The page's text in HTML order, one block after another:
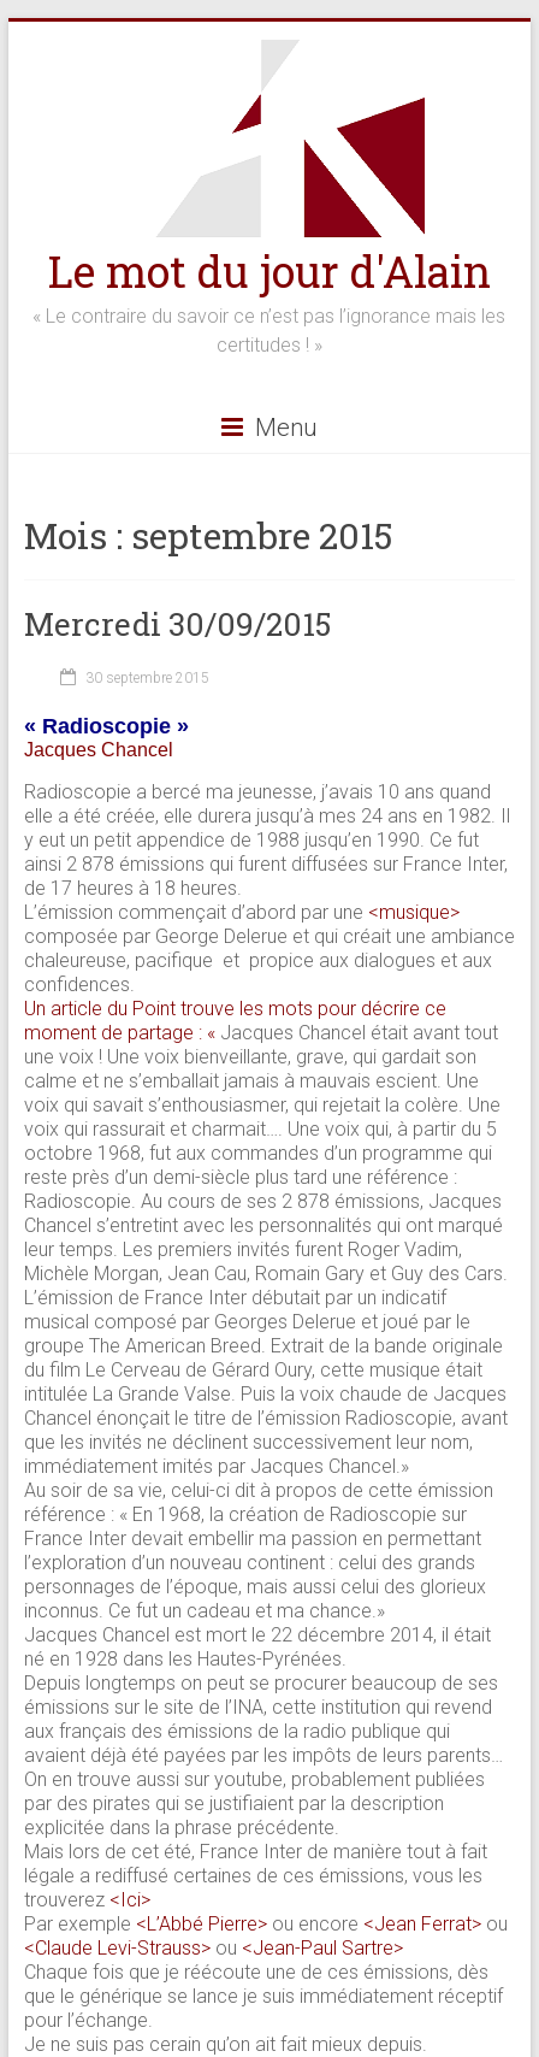
Le mot du jour d'Alain
« Le contraire du savoir ce n’est pas l’ignorance mais les
certitudes ! »
Menu
Mois : septembre 2015
Mercredi 30/09/2015
30 septembre 2015
« Radioscopie »
Jacques Chancel
Radioscopie a bercé ma jeunesse, j’avais 10 ans quand
elle a été créée, elle durera jusqu’à mes 24 ans en 1982. Il
y eut un petit appendice de 1988 jusqu’en 1990. Ce fut
ainsi 2 878 émissions qui furent diffusées sur France Inter,
de 17 heures à 18 heures.
L’émission commençait d’abord par une <musique>
composée par George Delerue et qui créait une ambiance
chaleureuse, pacifique et propice aux dialogues et aux
confidences.
Un article du Point trouve les mots pour décrire ce
moment de partage : « Jacques Chancel était avant tout
une voix ! Une voix bienveillante, grave, qui gardait son
calme et ne s’emballait jamais à mauvais escient. Une
voix qui savait s’enthousiasmer, qui rejetait la colère. Une
voix qui rassurait et charmait…. Une voix qui, à partir du 5
octobre 1968, fut aux commandes d’un programme qui
reste près d’un demi-siècle plus tard une référence :
Radioscopie. Au cours de ses 2 878 émissions, Jacques
Chancel s’entretint avec les personnalités qui ont marqué
leur temps. Les premiers invités furent Roger Vadim,
Michèle Morgan, Jean Cau, Romain Gary et Guy des Cars.
L’émission de France Inter débutait par un indicatif
musical composé par Georges Delerue et joué par le
groupe The American Breed. Extrait de la bande originale
du film Le Cerveau de Gérard Oury, cette musique était
intitulée La Grande Valse. Puis la voix chaude de Jacques
Chancel énonçait le titre de l’émission Radioscopie, avant
que les invités ne déclinent successivement leur nom,
immédiatement imités par Jacques Chancel.»
Au soir de sa vie, celui-ci dit à propos de cette émission
référence : « En 1968, la création de Radioscopie sur
France Inter devait embellir ma passion en permettant
l’exploration d’un nouveau continent : celui des grands
personnages de l’époque, mais aussi celui des glorieux
inconnus. Ce fut un cadeau et ma chance.»
Jacques Chancel est mort le 22 décembre 2014, il était
né en 1928 dans les Hautes-Pyrénées.
Depuis longtemps on peut se procurer beaucoup de ses
émissions sur le site de l’INA, cette institution qui revend
aux français des émissions de la radio publique qui
avaient déjà été payées par les impôts de leurs parents…
On en trouve aussi sur youtube, probablement publiées
par des pirates qui se justifiaient par la description
explicitée dans la phrase précédente.
Mais lors de cet été, France Inter de manière tout à fait
légale a rediffusé certaines de ces émissions, vous les
trouverez <Ici>
Par exemple <L’Abbé Pierre>ou encore <Jean Ferrat>ou
<Claude Levi-Strauss>ou <Jean-Paul Sartre>
Chaque fois que je réécoute une de ces émissions, dès
que le générique se lance je suis immédiatement réceptif
pour l’échange.
Je ne suis pas cerain qu’on ait fait mieux depuis.